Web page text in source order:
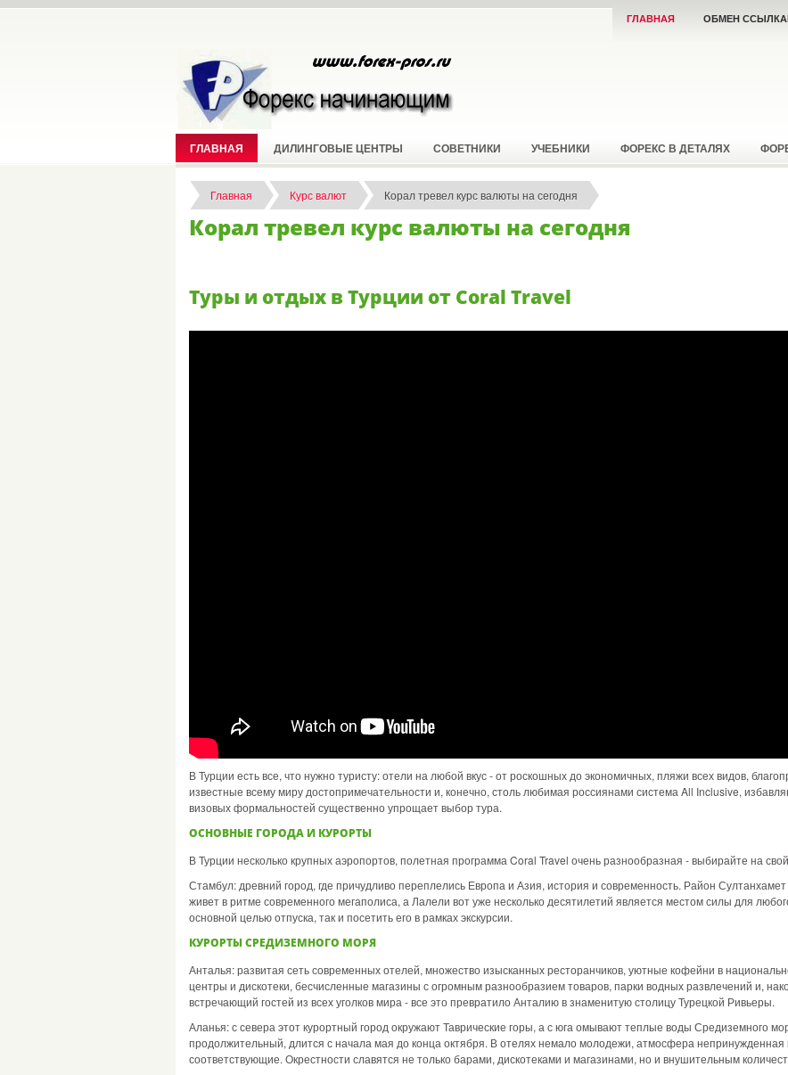
ГЛАВНАЯ ОБМЕН
ГЛАВНАЯ ДИЛИНГОВЫЕ ЦЕНТРЫ СОВЕТНИКИ УЧЕБНИКИ ФОРЕКС В ДЕТАЛЯХ
Главная Курс валют Корал тревел курс валюты на сегодня
Корал тревел курс валюты на сегодня
Туры и отдых в Турции от Coral Travel
В Турции есть все, что нужно туристу: отели на любой вкус - от роскошных до экономичных, пляжи всех видов,
известные всему миру достопримечательности и, конечно, столь любимая россиянами система All Inclusive,
визовых формальностей существенно упрощает выбор тура.
ОСНОВНЫЕ ГОРОДА И КУРОРТЫ
В Турции несколько крупных аэропортов, полетная программа Coral Travel очень разнообразная - выбирайте на свой
Стамбул: древний город, где причудливо переплелись Европа и Азия, история и современность. Район
живет в ритме современного мегаполиса, а Лалели вот уже несколько десятилетий является местом силы для
основной целью отпуска, так и посетить его в рамках экскурсии.
КУРОРТЫ СРЕДИЗЕМНОГО МОРЯ
Анталья: развитая сеть современных отелей, множество изысканных ресторанчиков, уютные кофейни в
центры и дискотеки, бесчисленные магазины с огромным разнообразием товаров, парки водных развлечений и,
встречающий гостей из всех уголков мира - все это превратило Анталию в знаменитую столицу Турецкой Ривьеры.
Аланья: с севера этот курортный город окружают Таврические горы, а с юга омывают теплые воды Средиземного
продолжительный, длится с начала мая до конца октября. В отелях немало молодежи, атмосфера
соответствующие. Окрестности славятся не только барами, дискотеками и магазинами, но и внушительным